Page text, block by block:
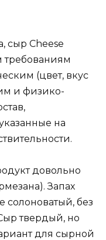
сыр Cheese
требованиям
(цвет, вкус
и физико-
на
довольно
Запах
солоноватый, без
твердый, но
для сырной